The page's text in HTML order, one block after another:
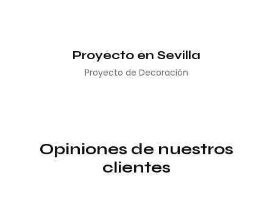
Proyecto en Sevilla
Proyecto de Decoración
Opiniones de nuestros
clientes